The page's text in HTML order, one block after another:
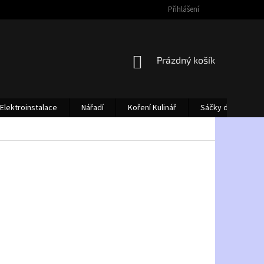
Přihlášení
NÁKUPNÍ
Prázdný košík
Elektroinstalace Nářadí Koření Kulinář
Sáčky do